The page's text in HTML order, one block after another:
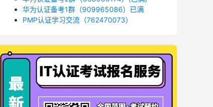
华为认证备考1群（909965086）已满
PMP认证学习交流（762470073）